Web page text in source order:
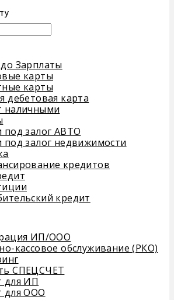
Зарплаты
карты
карты
дебетовая карта
наличными
под залог АВТО
под залог недвижимости
кредитов
кредит
ИП/ООО
кассовое обслуживание (РКО)
СПЕЦСЧЕТ
для ИП
для ООО